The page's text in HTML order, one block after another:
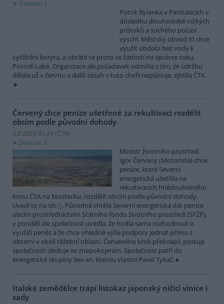
Diskuse: 1
Potok Bylanka v Pardubicích v
důsledku dlouhodobě nízkých
průtoků a suchého počasí
vyschl. Městský obvod VI chce
využít období bez vody k
vyčištění koryta, a obrátil se proto se žádostí na správce toku,
Povodí Labe. Organizace ale požadavek odmítla s tím, že údržbu
dělala už v červnu a další zásah v tuto chvíli neplánuje, zjistila ČTK.
Červený chce peníze ušetřené za rekultivaci rozdělit
obcím podle původní dohody
5.8.2026 01:29 (ČTK)
Diskuse: 2
Ministr životního prostředí
Igor Červený (Motoristé) chce
peníze, které Severní
energetická ušetřila na
rekultivacích hnědouhelného
lomu ČSA na Mostecku, rozdělit obcím podle původní dohody.
Uvedl to na síti X. Původně chtěla Severní energetická dát peníze
obcím prostřednictvím Státního fondu životního prostředí (SFŽP),
v pondělí ale společnost uvedla, že hodlá sama rozhodnout o
využití peněz a že chce ohledně výše podpory jednat přímo s
obcemi v okolí těžební oblasti. Červeného krok překvapil, postup
společnosti sleduje se znepokojením. Společnost patří do
energetické skupiny Sev.en, kterou vlastní Pavel Tykač.
Italské zemědělce trápí listokaz japonský ničící vinice i
sady